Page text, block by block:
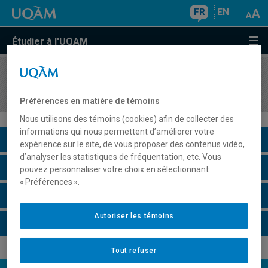
FR EN
Étudier à l'UQAM
COURS//
Description du cours
Horaire - Été 2026
Préférences en matière de témoins
Nous utilisons des témoins (cookies) afin de collecter des
informations qui nous permettent d’améliorer votre
expérience sur le site, de vous proposer des contenus vidéo,
d’analyser les statistiques de fréquentation, etc. Vous
pouvez personnaliser votre choix en sélectionnant
« Préférences ».
Tout refuser
Autoriser les témoins